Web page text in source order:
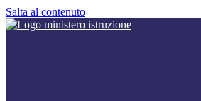
Salta al contenuto